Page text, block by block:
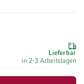
Lieferbar
in 2-3 Arbeitstagen